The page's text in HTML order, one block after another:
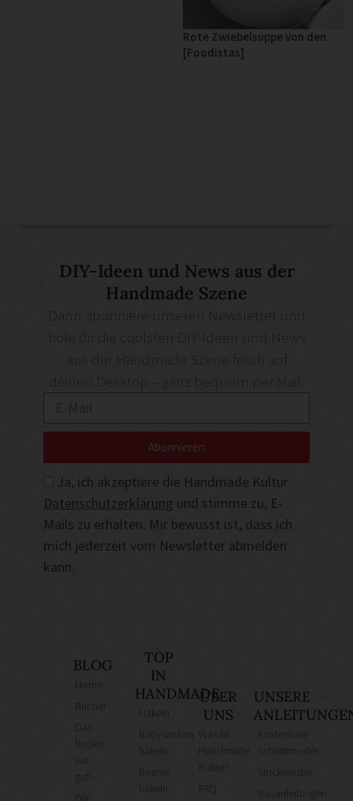
Rote Zwiebelsuppe von den
[Foodistas]
DIY-Ideen und News aus der
Handmade Szene
deinen Desktop – ganz bequem per Mail.
Ja, ich akzeptiere die Handmade Kultur
Datenschutzerklärung und stimme zu, E-
Mails zu erhalten. Mir bewusst ist, dass ich
mich jederzeit vom Newsletter abmelden
kann.
Abonnieren
BLOG
finden
gut!
TOP
IN
HANDMADE
häkeln
ÜBER
UNS
Was ist
Kultur?
UNSERE
Kostenlose
Schnittmuster
Strickmuster
Bauanleitungen